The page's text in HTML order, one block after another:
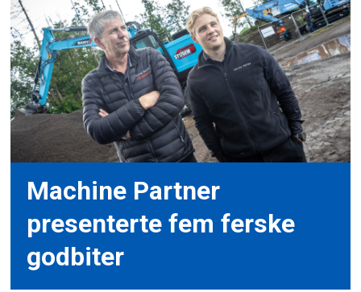
Machine Partner
presenterte fem ferske
godbiter